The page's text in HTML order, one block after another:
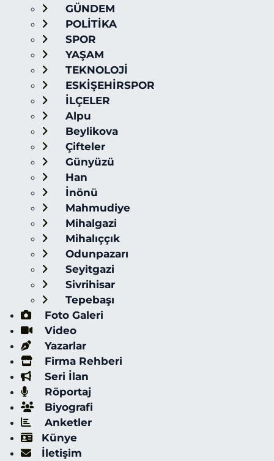
GÜNDEM
POLİTİKA
SPOR
YAŞAM
TEKNOLOJİ
ESKİŞEHİRSPOR
İLÇELER
Alpu
Beylikova
Çifteler
Günyüzü
Han
İnönü
Mahmudiye
Mihalgazi
Mihalıççık
Odunpazarı
Seyitgazi
Sivrihisar
Tepebaşı
Foto Galeri
Video
Yazarlar
Firma Rehberi
Seri İlan
Röportaj
Biyografi
Anketler
Künye
İletişim